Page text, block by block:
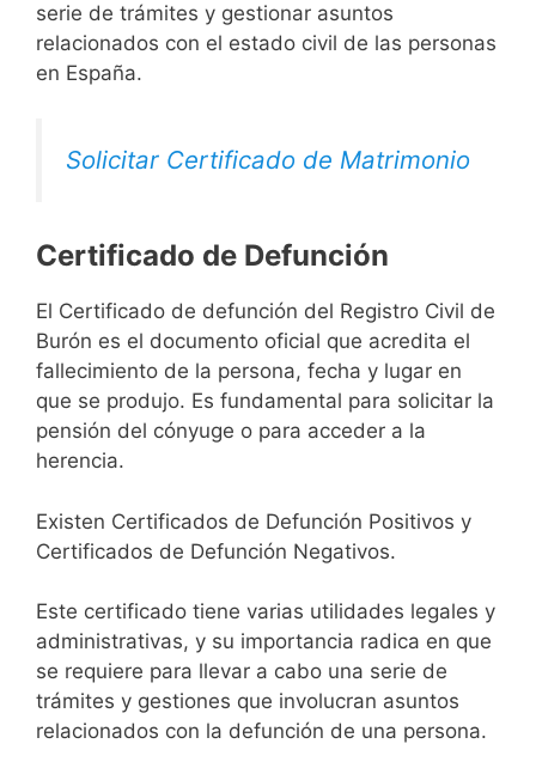
serie de trámites y gestionar asuntos
relacionados con el estado civil de las personas
en España.
Solicitar Certificado de Matrimonio
Certificado de Defunción
El Certificado de defunción del Registro Civil de
Burón es el documento oficial que acredita el
fallecimiento de la persona, fecha y lugar en
que se produjo. Es fundamental para solicitar la
pensión del cónyuge o para acceder a la
herencia.
Existen Certificados de Defunción Positivos y
Certificados de Defunción Negativos.
Este certificado tiene varias utilidades legales y
administrativas, y su importancia radica en que
se requiere para llevar a cabo una serie de
trámites y gestiones que involucran asuntos
relacionados con la defunción de una persona.